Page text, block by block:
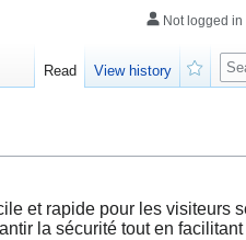
et rapide pour les visiteurs
la sécurité tout en
Not logged in
Read
View history